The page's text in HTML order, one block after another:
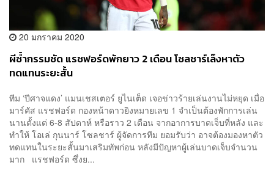
20 มกราคม 2020
ผีซ้ำกรรมซัด แรชฟอร์ดพักยาว 2 เดือน โซลชาร์เล็งหาตัว
ทดแทนระยะสั้น
ทีม ‘ปีศาจแดง’ แมนเชสเตอร์ ยูไนเต็ด เจอข่าวร้ายเล่นงานไม่หยุด เมื่อ
มาร์คัส แรชฟอร์ด กองหน้าดาวยิงหมายเลข 1 จำเป็นต้องพักการเล่น
นานตั้งแต่ 6-8 สัปดาห์ หรือราว 2 เดือน จากอาการบาดเจ็บที่หลัง และ
ทำให้ โอเล่ กุนนาร์ โซลชาร์ ผู้จัดการทีม ยอมรับว่า อาจต้องมองหาตัว
ทดแทนในระยะสั้นมาเสริมทัพก่อน หลังมีปัญหาผู้เล่นบาดเจ็บจำนวน
มาก แรชฟอร์ด ซึ่งย...